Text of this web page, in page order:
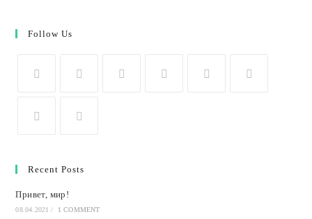
Follow Us
Recent Posts
Привет, мир!
08.04.2021 / 1 COMMENT